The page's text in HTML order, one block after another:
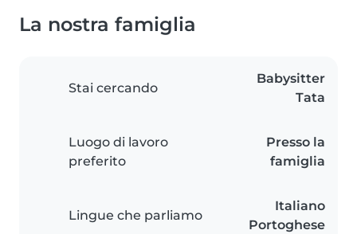
La nostra famiglia
Stai cercando
Babysitter
Tata
Luogo di lavoro
preferito
Presso la
famiglia
Lingue che parliamo
Italiano
Portoghese